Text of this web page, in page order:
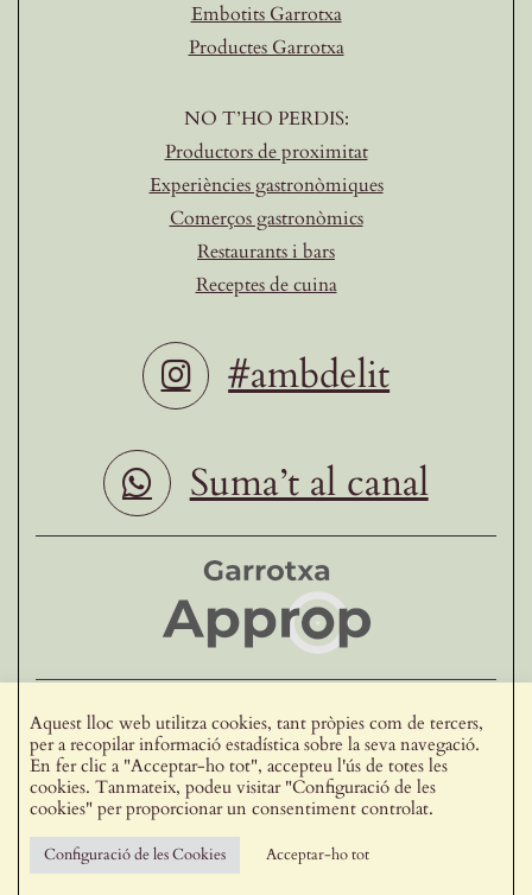
Embotits Garrotxa
Productes Garrotxa
NO T’HO PERDIS:
Productors de proximitat
Experiències gastronòmiques
Comerços gastronòmics
Restaurants i bars
Receptes de cuina
#ambdelit
Suma’t al canal
Ho fan possible
Vull formar part de delit
Aquest lloc web utilitza cookies, tant pròpies com de tercers,
per a recopilar informació estadística sobre la seva navegació.
En fer clic a "Acceptar-ho tot", accepteu l'ús de totes les
cookies. Tanmateix, podeu visitar "Configuració de les
cookies" per proporcionar un consentiment controlat.
Configuració de les Cookies Acceptar-ho tot